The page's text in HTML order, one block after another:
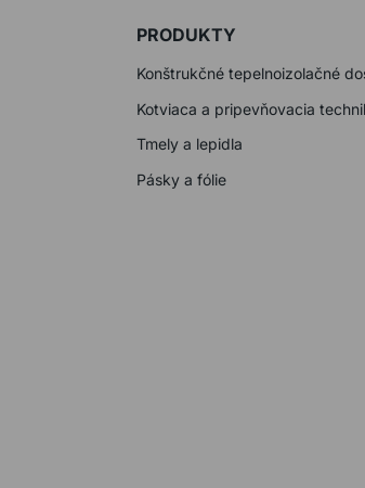
PRODUKTY
Konštrukčné tepelnoizolačné
Kotviaca a pripevňovacia
Tmely a lepidla
Pásky a fólie